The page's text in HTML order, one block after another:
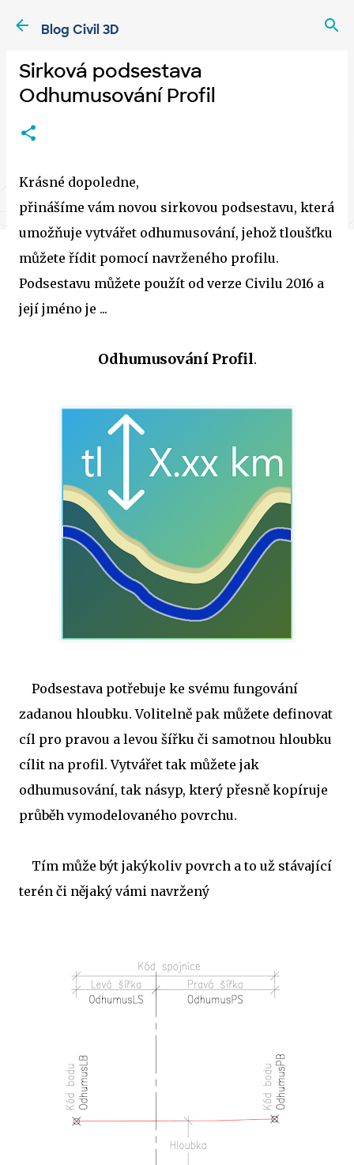
Blog Civil 3D
Sirková podsestava
Odhumusování Profil
Krásné dopoledne,
přinášíme vám novou sirkovou podsestavu, která
umožňuje vytvářet odhumusování, jehož tloušťku
můžete řídit pomocí navrženého profilu.
Podsestavu můžete použít od verze Civilu 2016 a
její jméno je ...
Odhumusování Profil.
Podsestava potřebuje ke svému fungování
zadanou hloubku. Volitelně pak můžete definovat
cíl pro pravou a levou šířku či samotnou hloubku
cílit na profil. Vytvářet tak můžete jak
odhumusování, tak násyp, který přesně kopíruje
průběh vymodelovaného povrchu.
Tím může být jakýkoliv povrch a to už stávající
terén či nějaký vámi navržený